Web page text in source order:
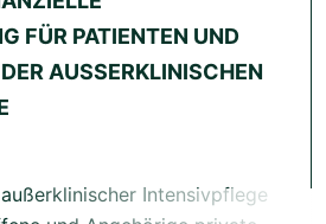
FÜR PATIENTEN UND
AUSSERKLINISCHEN I
Intensivpflege